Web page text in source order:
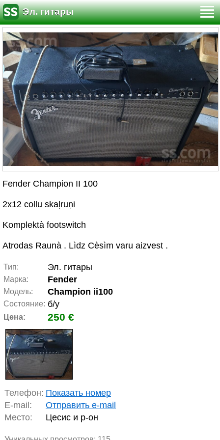
Эл. гитары
Fender Champion II 100
2x12 collu skaļruņi
Komplektà footswitch
Atrodas Raunà . Lìdz Cèsìm varu aizvest .
Тип: Эл. гитары
Марка: Fender
Модель: Champion ii100
Состояние: б/у
Цена: 250 €
Телефон: Показать номер
E-mail:
Отправить e-mail
Место:
Цесис и р-он